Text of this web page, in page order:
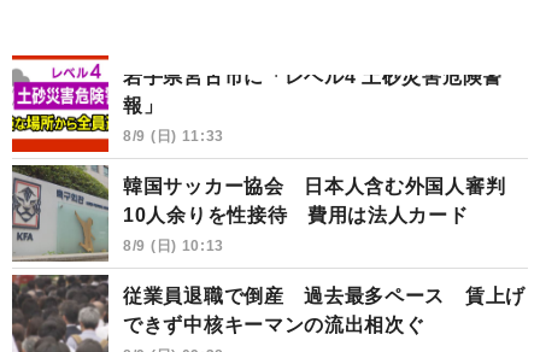
岩手県宮古市に「レベル4 土砂災害危険警
報」
8/9 (日) 11:33
韓国サッカー協会 日本人含む外国人審判
10人余りを性接待 費用は法人カード
8/9 (日) 10:13
従業員退職で倒産 過去最多ペース 賃上げ
できず中核キーマンの流出相次ぐ